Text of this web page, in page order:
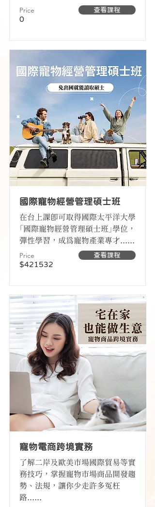
Price
0
查看課程
國際寵物經營管理碩士班
在台上課即可取得國際太平洋大學
「國際寵物經營管理碩士班」學位，
彈性學習，成為寵物產業專才......
Price
$421532
查看課程
寵物電商跨境實務
了解二岸及歐美市場國際貿易等實
務技巧，掌握寵物市場商品開發趨
勢、法規，讓你少走許多冤枉
路......